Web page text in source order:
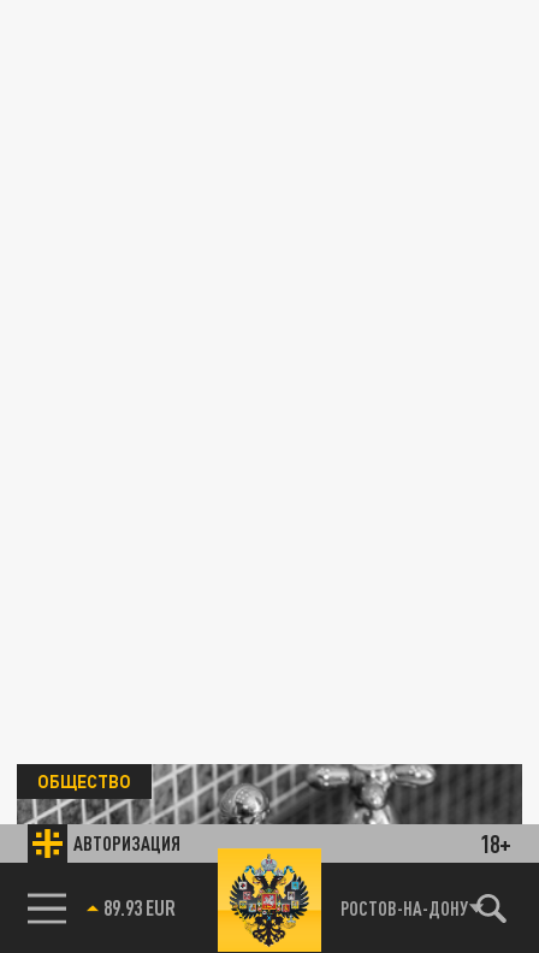
АВТОРИЗАЦИЯ 18+
89.93 EUR РОСТОВ-НА-ДОНУ
ОБЩЕСТВО